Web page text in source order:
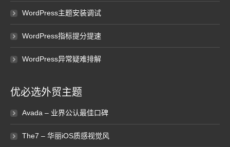
WordPress主题安装调试
WordPress指标提分提速
WordPress异常疑难排解
优必选外贸主题
Avada – 业界公认最佳口碑
The7 – 华丽iOS质感视觉风